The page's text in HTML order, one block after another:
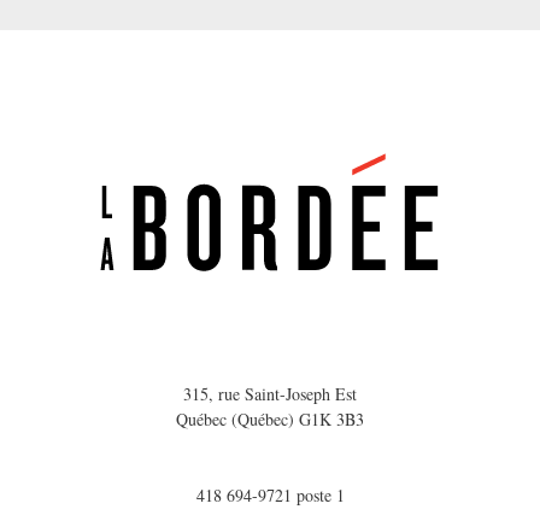
315, rue Saint-Joseph Est
Québec (Québec) G1K 3B3
418 694-9721 poste 1